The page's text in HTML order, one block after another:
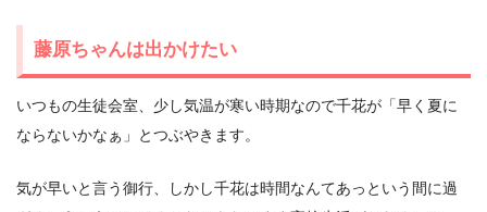
藤原ちゃんは出かけたい
いつもの生徒会室、少し気温が寒い時期なので千花が「早く夏に
ならないかなぁ」とつぶやきます。
気が早いと言う御行、しかし千花は時間なんてあっという間に過